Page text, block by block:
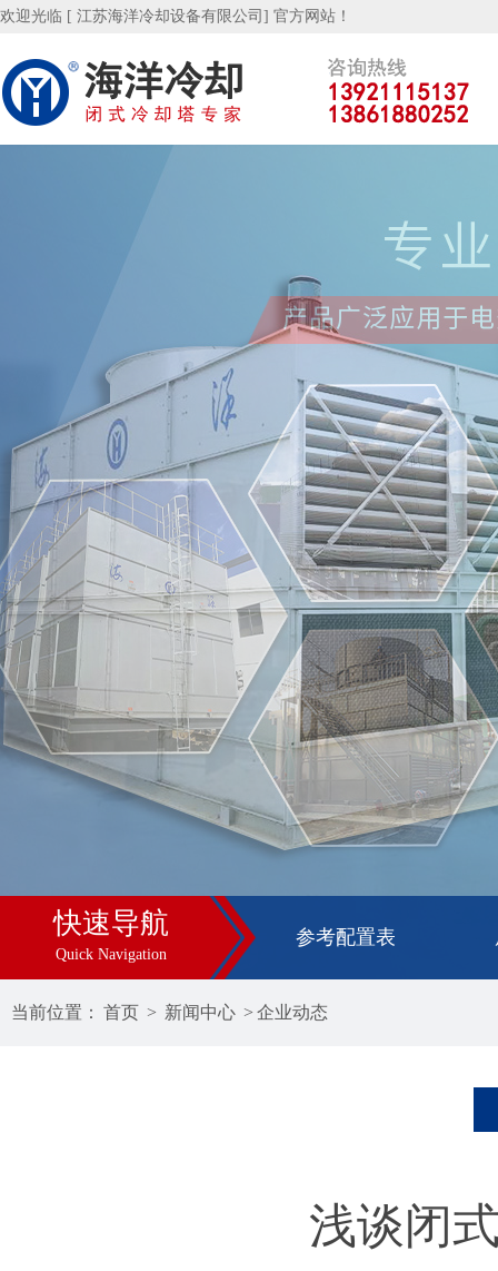
欢迎光临 [ 江苏海洋冷却设备有限公司] 官方网站！
快速导航
Quick Navigation
参考配置表
当前位置： 首页 > 新闻中心 > 企业动态
浅谈闭